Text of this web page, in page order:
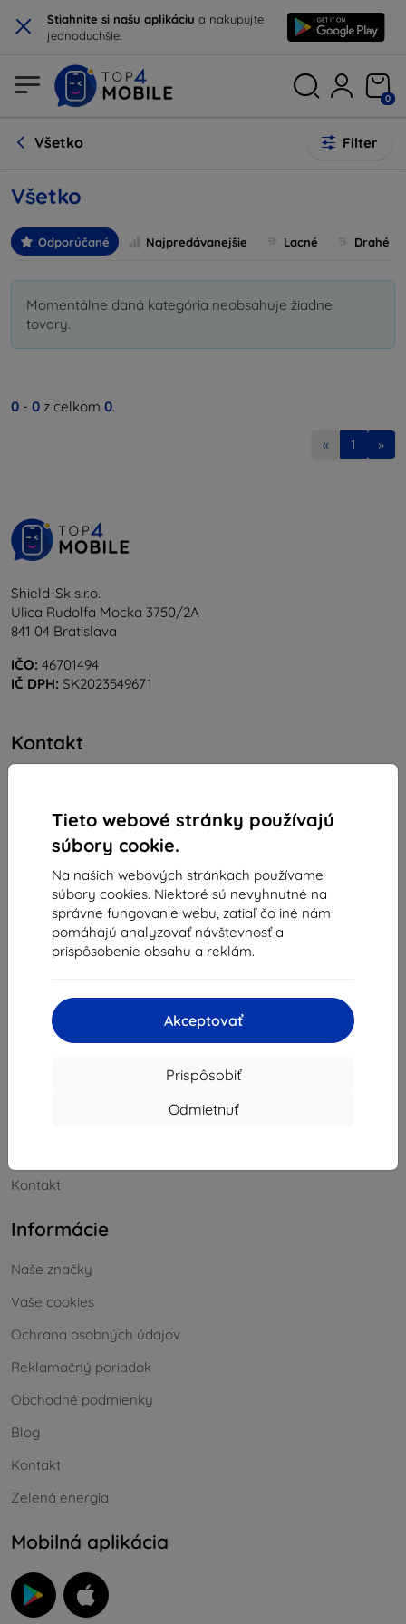
× Stiahnite si našu aplikáciu a nakupujte
jednoduchšie.
Tieto webové stránky používajú
súbory cookie.
Na našich webových stránkach používame
súbory cookies. Niektoré sú nevyhnutné na
správne fungovanie webu, zatiaľ čo iné nám
pomáhajú analyzovať návštevnosť a
prispôsobenie obsahu a reklám.
Akceptovať
Prispôsobiť
Odmietnuť
0
Všetko Filter
Všetko
Odporúčané Najpredávanejšie Lacné Drahé
Momentálne daná kategória neobsahuje žiadne
tovary.
0 - 0 z celkom 0.
« 1 »
Shield-Sk s.r.o.
Ulica Rudolfa Mocka 3750/2A
841 04 Bratislava
IČO: 46701494
IČ DPH: SK2023549671
Kontakt
Napíšte nám
Pondelok až piatok:
Online8:00 - 16:00
Sobota a nedeľa:
Offline
Doprava a platba
Kontakt
Informácie
Naše značky
Vaše cookies
Ochrana osobných údajov
Reklamačný poriadok
Obchodné podmienky
Blog
Kontakt
Zelená energia
Mobilná aplikácia